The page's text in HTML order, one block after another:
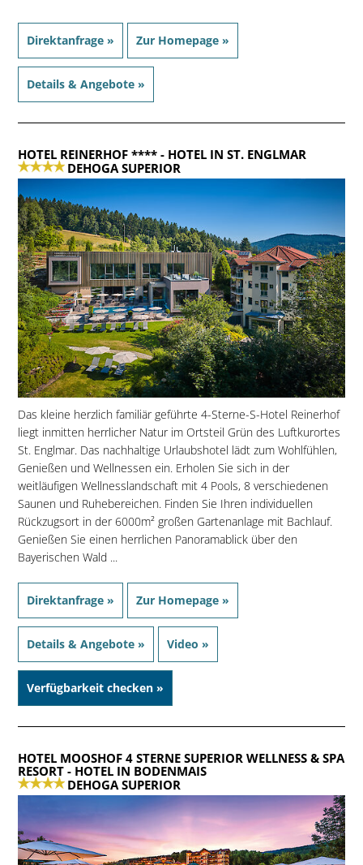
Direktanfrage » Zur Homepage »
Details & Angebote »
HOTEL REINERHOF ****- HOTEL IN ST. ENGLMAR
DEHOGA SUPERIOR
Das kleine herzlich familiär geführte 4-Sterne-S-Hotel Reinerhof
liegt inmitten herrlicher Natur im Ortsteil Grün des Luftkurortes
St. Englmar. Das nachhaltige Urlaubshotel lädt zum Wohlfühlen,
Genießen und Wellnessen ein. Erholen Sie sich in der
weitläufigen Wellnesslandschaft mit 4 Pools, 8 verschiedenen
Saunen und Ruhebereichen. Finden Sie Ihren individuellen
Rückzugsort in der 6000m² großen Gartenanlage mit Bachlauf.
Genießen Sie einen herrlichen Panoramablick über den
Bayerischen Wald ...
Direktanfrage » Zur Homepage »
Details & Angebote » Video »
Verfügbarkeit checken »
HOTEL MOOSHOF 4 STERNE SUPERIOR WELLNESS & SPA
RESORT- HOTEL IN BODENMAIS
DEHOGA SUPERIOR